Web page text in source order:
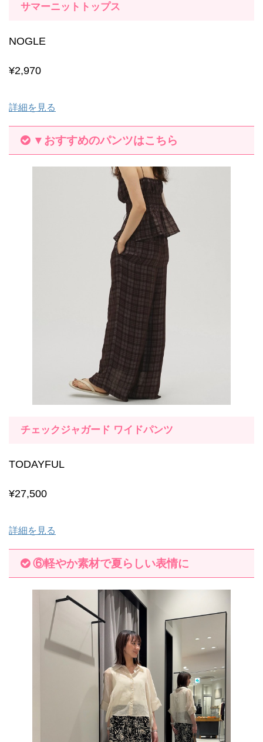
サマーニットトップス
NOGLE
¥2,970
詳細を見る
▼おすすめのパンツはこちら
チェックジャガード ワイドパンツ
TODAYFUL
¥27,500
詳細を見る
⑥軽やか素材で夏らしい表情に